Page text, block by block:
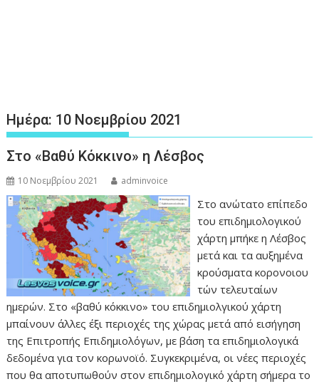
Ημέρα: 10 Νοεμβρίου 2021
Στο «Βαθύ Κόκκινο» η Λέσβος
10 Νοεμβρίου 2021 adminvoice
Στο ανώτατο επίπεδο
του επιδημιολογικού
χάρτη μπήκε η Λέσβος
μετά και τα αυξημένα
κρούσματα κορονοιου
τών τελευταίων
ημερών. Στο «βαθύ κόκκινο» του επιδημιολγικού χάρτη
μπαίνουν άλλες έξι περιοχές της χώρας μετά από εισήγηση
της Επιτροπής Επιδημιολόγων, με βάση τα επιδημιολογικά
δεδομένα για τον κορωνοϊό. Συγκεκριμένα, οι νέες περιοχές
που θα αποτυπωθούν στον επιδημιολογικό χάρτη σήμερα το